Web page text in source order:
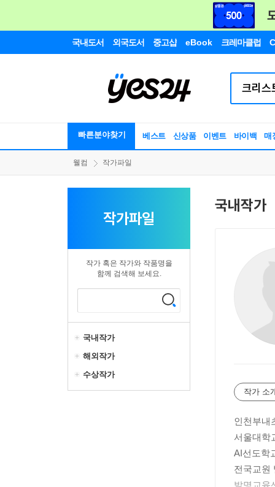
국내도서 외국도서 중고샵 eBook 크레마클럽
빠른분야찾기 베스트 신상품 이벤트 바이백 매
웰컴 작가파일
작가파일
작가 혹은 작가와 작품명을
함께 검색해 보세요.
국내작가
해외작가
수상작가
국내작가
작가 소
인천부내
서울대학
AI선도학
전국교원
발명교육